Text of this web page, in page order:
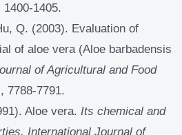
1400-1405.
Q. (2003). Evaluation of
of aloe vera (Aloe barbadensis
of Agricultural and Food
7788-7791.
Aloe vera. Its chemical and
International Journal of